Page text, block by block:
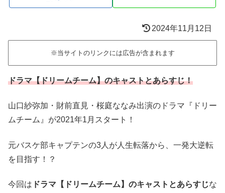
2024年11月12日
※当サイトのリンクには広告が含まれます
ドラマ【ドリームチーム】のキャストとあらすじ！
山口紗弥加・財前直見・桜庭ななみ出演のドラマ『ドリー
ムチーム』が2021年1月スタート！
元バスケ部キャプテンの3人が人生転落から、一発大逆転
を目指す！？
今回は ドラマ【ドリームチーム】のキャストとあらすじな